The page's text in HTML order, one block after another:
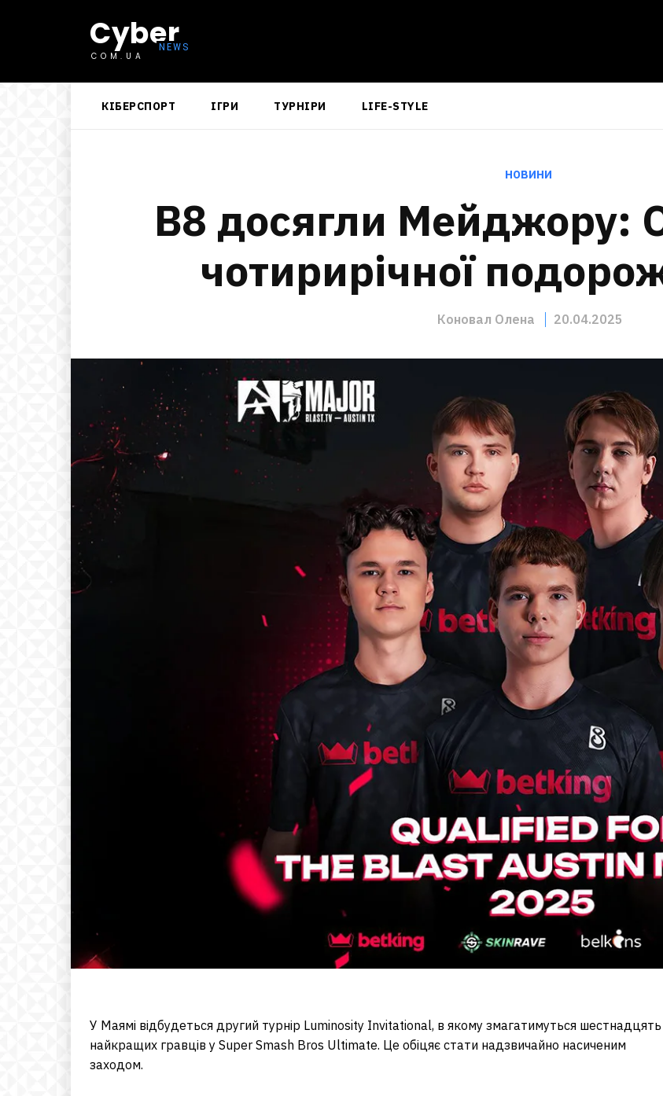
Cyber
COM.UA
КІБЕРСПОРТ ІГРИ ТУРНІРИ LIFE-STYLE
НОВИНИ
B8 досягли Мейджору:
чотирирічної
Коновал Олена 20.04.2025
У Маямі відбудеться другий турнір Luminosity Invitational, в якому змагатимуться шестнадцять
найкращих гравців у Super Smash Bros Ultimate. Це обіцяє стати надзвичайно насиченим
заходом.